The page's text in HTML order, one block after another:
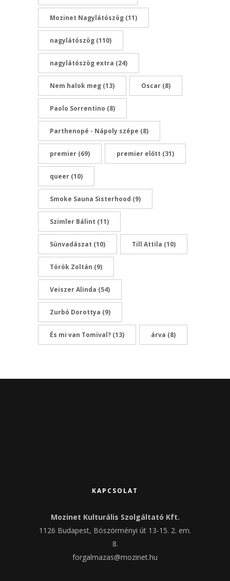
Mozinet Nagylátószög (11)
nagylátószög (110)
nagylátószög extra (24)
Nem halok meg (13) Oscar (8)
Paolo Sorrentino (8)
Parthenopé - Nápoly szépe (8)
premier (69) premier előtt (31)
queer (10)
Smoke Sauna Sisterhood (9)
Szimler Bálint (11)
Sünvadászat (10) Till Attila (10)
Török Zoltán (9)
Veiszer Alinda (54)
Zurbó Dorottya (9)
És mi van Tomival? (13) árva (8)
KAPCSOLAT
Mozinet Kulturális Szolgáltató Kft.
1126 Budapest, Böszörményi út 13-15. 2. em.
8.
forgalmazas@mozinet.hu